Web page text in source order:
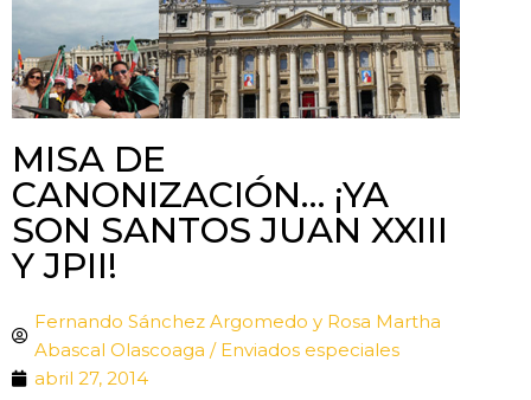
MISA DE
CANONIZACIÓN… ¡YA
SON SANTOS JUAN XXIII
Y JPII!
Fernando Sánchez Argomedo y Rosa Martha
Abascal Olascoaga / Enviados especiales
abril 27, 2014